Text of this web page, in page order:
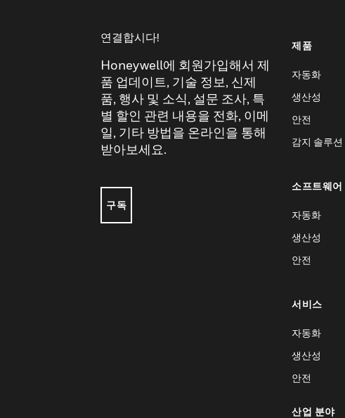
연결합시다!
Honeywell에 회원가입해서 제
품 업데이트, 기술 정보, 신제
품, 행사 및 소식, 설문 조사, 특
별 할인 관련 내용을 전화, 이메
일, 기타 방법을 온라인을 통해
받아보세요.
구독
제품
자동화
생산성
안전
감지 솔루션
소프트웨어
자동화
생산성
안전
서비스
자동화
생산성
안전
산업 분야